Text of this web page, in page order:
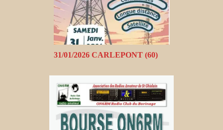
31/01/2026 CARLEPONT (60)